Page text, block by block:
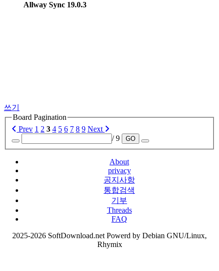
Allway Sync 19.0.3
쓰기
Board Pagination
Prev 1 2 3 4 5 6 7 8 9 Next
/ 9
GO
About
privacy
공지사항
통합검색
기부
Threads
FAQ
2025-2026 SoftDownload.net Powerd by Debian GNU/Linux,
Rhymix